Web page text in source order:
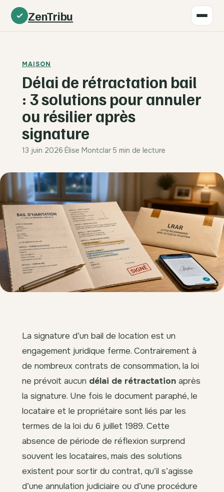
ZenTribu
MAISON
Délai de rétractation bail
: 3 solutions pour annuler
ou résilier après
signature
13 juin 2026·Élise Montclar·5 min de lecture
La signature d’un bail de location est un
engagement juridique ferme. Contrairement à
de nombreux contrats de consommation, la loi
ne prévoit aucun délai de rétractation après
la signature. Une fois le document paraphé, le
locataire et le propriétaire sont liés par les
termes de la loi du 6 juillet 1989. Cette
absence de période de réflexion surprend
souvent les locataires, mais des solutions
existent pour sortir du contrat, qu’il s’agisse
d’une annulation judiciaire ou d’une procédure